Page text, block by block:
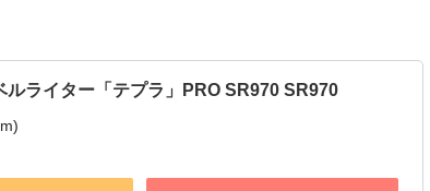
ルライター「テプラ」PRO SR970 SR970